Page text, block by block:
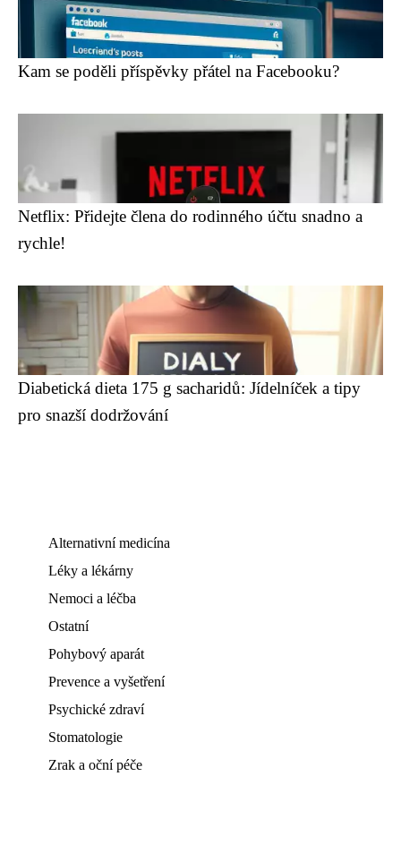
Kam se poděli příspěvky přátel na Facebooku?
Netflix: Přidejte člena do rodinného účtu snadno a
rychle!
Diabetická dieta 175 g sacharidů: Jídelníček a tipy
pro snazší dodržování
Alternativní medicína
Léky a lékárny
Nemoci a léčba
Ostatní
Pohybový aparát
Prevence a vyšetření
Psychické zdraví
Stomatologie
Zrak a oční péče